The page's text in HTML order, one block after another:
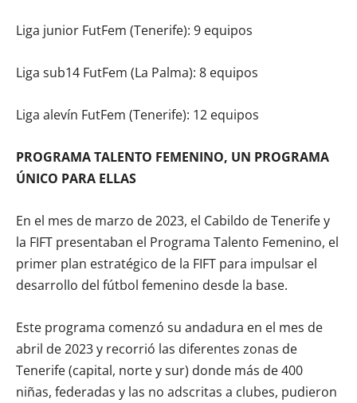
Liga junior FutFem (Tenerife): 9 equipos
Liga sub14 FutFem (La Palma): 8 equipos
Liga alevín FutFem (Tenerife): 12 equipos
PROGRAMA TALENTO FEMENINO, UN PROGRAMA
ÚNICO PARA ELLAS
En el mes de marzo de 2023, el Cabildo de Tenerife y
la FIFT presentaban el Programa Talento Femenino, el
primer plan estratégico de la FIFT para impulsar el
desarrollo del fútbol femenino desde la base.
Este programa comenzó su andadura en el mes de
abril de 2023 y recorrió las diferentes zonas de
Tenerife (capital, norte y sur) donde más de 400
niñas, federadas y las no adscritas a clubes, pudieron